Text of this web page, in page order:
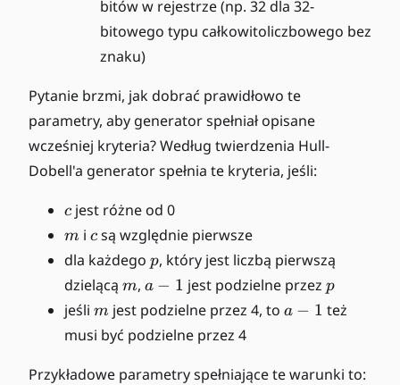
c
<
^
bitów w rejestrze (np. 32 dla 32-
bitowego typu całkowitoliczbowego bez
znaku)
Pytanie brzmi, jak dobrać prawidłowo te
parametry, aby generator spełniał opisane
wcześniej kryteria? Według twierdzenia Hull-
Dobell'a generator spełnia te kryteria, jeśli:
c
c jest różne od 0
m
m i c
c są względnie pierwsze
dla każdego p
p, który jest liczbą pierwszą
dzielącą m
m, a
-
a − 1 jest podzielne przez p
p
jeśli m
m jest podzielne przez 4, to a
a − 1 też
musi być podzielne przez 4
Przykładowe parametry spełniające te warunki to: